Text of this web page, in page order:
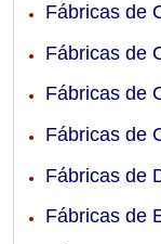
Fábricas de
Fábricas de
Fábricas de
Fábricas de
Fábricas de
Fábricas de